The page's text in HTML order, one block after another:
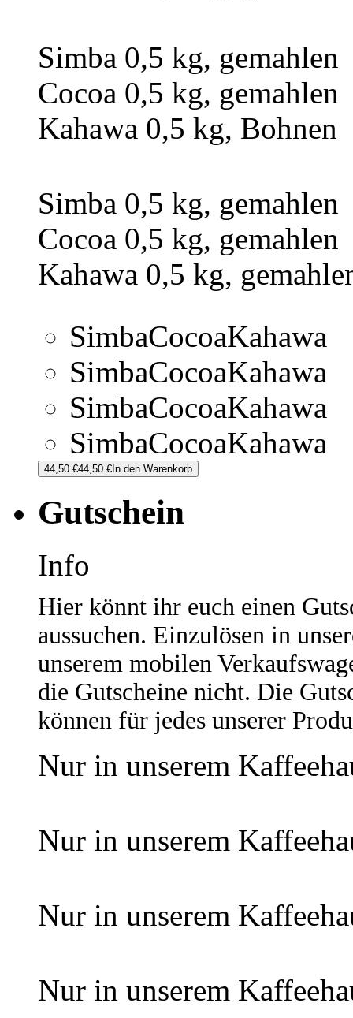
Simba 0,5 kg, gemahlen
Cocoa 0,5 kg, gemahlen
Kahawa 0,5 kg, Bohnen
Simba 0,5 kg, gemahlen
Cocoa 0,5 kg, gemahlen
Kahawa 0,5 kg,
SimbaCocoaKahawa
SimbaCocoaKahawa
SimbaCocoaKahawa
SimbaCocoaKahawa
44,50 €44,50 € In den Warenkorb
Gutschein
Info
Hier könnt ihr euch einen
aussuchen. Einzulösen in
unserem mobilen
die Gutscheine nicht. Die
können für jedes unserer
Nur in unserem
Nur in unserem
Nur in unserem
Nur in unserem